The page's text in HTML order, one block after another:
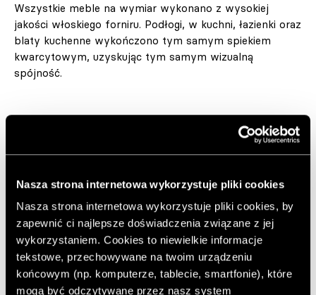
Nasza strona internetowa wykorzystuje pliki cookies
Nasza strona internetowa wykorzystuje pliki cookies, by
zapewnić ci najlepsze doświadczenia związane z jej
wykorzystaniem. Cookies to niewielkie informacje
tekstowe, przechowywane na twoim urządzeniu
końcowym (np. komputerze, tablecie, smartfonie), które
mogą być odczytywane przez nasz system
Wszystkie meble na wymiar wykonano z wysokiej
jakości włoskiego forniru. Podłogi, w kuchni, łazienki oraz
blaty kuchenne wykończono tym samym spiekiem
kwarcytowym, uzyskując tym samym wizualną
spójność.
W palecie kolorystycznej projektu dominują odcienie
taupe i oliwki. Zróżnicowanie poszczególnych
przestrzeni wynika z zastosowania minimalistycznych
okładzinach ściennych czy łączenie kamienia z fornirem i
stalą. W projekcie nie zabrakło unikatowej selekcji lamp.
Połączono ikoniczne wzory, takie jak Flos Frisbi, Vibia
Kontur, Lee Broom Eclipse, z nowymi i bardziej
niszowymi modelami, jak Audo Hashira czy projekty
Toma Rossau. Wnętrze dopełniły obrazy i rzeźby.